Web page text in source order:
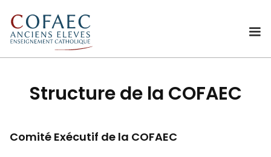
Structure de la COFAEC
Comité Exécutif de la COFAEC